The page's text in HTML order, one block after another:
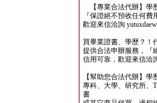
【專業合法代辦】學
『保證絕不預收任何
歡迎來信洽詢
買畢業證書、學歷？！
提供合法申辦服務，『
信用可靠，歡迎來信洽
【幫助您合法代辦】
專科、大學、研究所、
書